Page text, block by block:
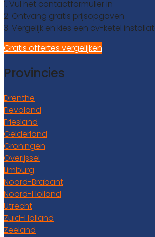
1. Vul het contactformulier in
2. Ontvang gratis prijsopgaven
3. Vergelijk en kies een cv-ketel
Gratis offertes vergelijken
Provincies
Drenthe
Flevoland
Friesland
Gelderland
Groningen
Overijssel
Limburg
Noord-Brabant
Noord-Holland
Utrecht
Zuid-Holland
Zeeland